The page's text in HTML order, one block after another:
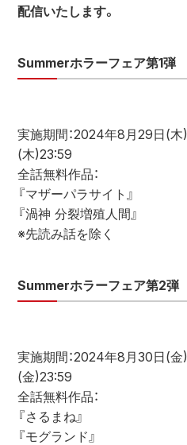
配信いたします。
Summerホラーフェア第1弾
実施期間：2024年8月29日(
(木)23:59
全話無料作品：
『マザーパラサイト』
『渦神 分裂増殖人間』
※先読み話を除く
Summerホラーフェア第2弾
実施期間：2024年8月30日(
(金)23:59
全話無料作品：
『さるまね』
『モグランド』